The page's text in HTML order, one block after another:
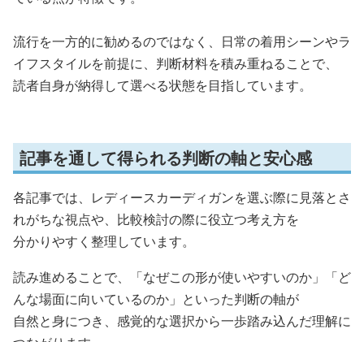
流行を一方的に勧めるのではなく、日常の着用シーンやラ
イフスタイルを前提に、判断材料を積み重ねることで、
読者自身が納得して選べる状態を目指しています。
記事を通して得られる判断の軸と安心感
各記事では、レディースカーディガンを選ぶ際に見落とさ
れがちな視点や、比較検討の際に役立つ考え方を
分かりやすく整理しています。
読み進めることで、「なぜこの形が使いやすいのか」「ど
んな場面に向いているのか」といった判断の軸が
自然と身につき、感覚的な選択から一歩踏み込んだ理解に